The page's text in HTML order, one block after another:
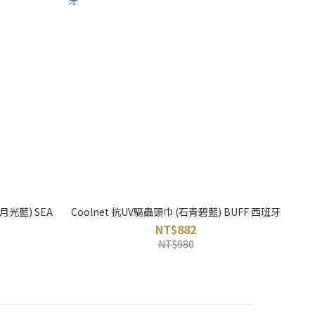
光藍) SEA Coolnet 抗UV驅蟲頭巾 (石青碧藍) BUFF 西班牙
NT$882
NT$980